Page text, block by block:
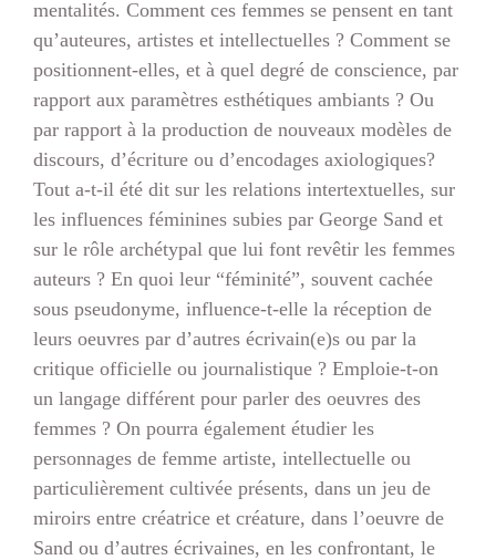
mentalités. Comment ces femmes se pensent en tant
qu’auteures, artistes et intellectuelles ? Comment se
positionnent-elles, et à quel degré de conscience, par
rapport aux paramètres esthétiques ambiants ? Ou
par rapport à la production de nouveaux modèles de
discours, d’écriture ou d’encodages axiologiques?
Tout a-t-il été dit sur les relations intertextuelles, sur
les influences féminines subies par George Sand et
sur le rôle archétypal que lui font revêtir les femmes
auteurs ? En quoi leur “féminité”, souvent cachée
sous pseudonyme, influence-t-elle la réception de
leurs oeuvres par d’autres écrivain(e)s ou par la
critique officielle ou journalistique ? Emploie-t-on
un langage différent pour parler des oeuvres des
femmes ? On pourra également étudier les
personnages de femme artiste, intellectuelle ou
particulièrement cultivée présents, dans un jeu de
miroirs entre créatrice et créature, dans l’oeuvre de
Sand ou d’autres écrivaines, en les confrontant, le